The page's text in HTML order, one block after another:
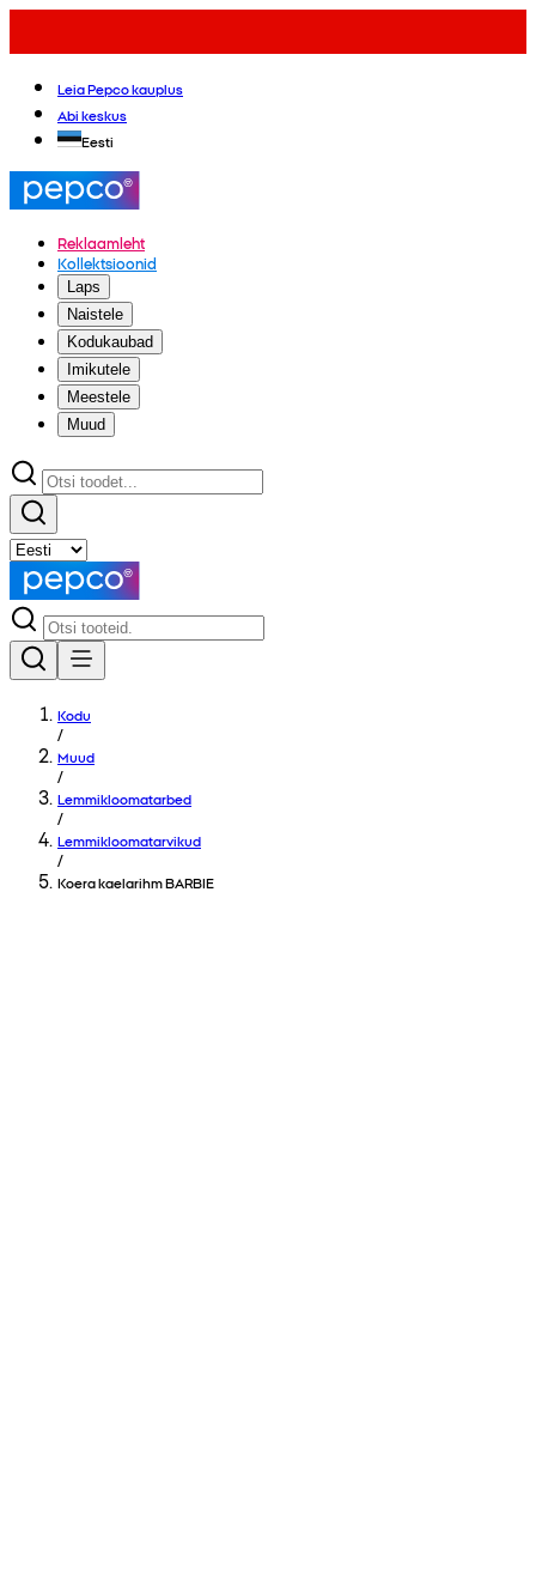
Leia Pepco kauplus
Abi keskus
Eesti
Reklaamleht
Kollektsioonid
Laps
Naistele
Kodukaubad
Imikutele
Meestele
Muud
Kodu
/
Muud
/
Lemmikloomatarbed
/
Lemmikloomatarvikud
/
Koera kaelarihm BARBIE